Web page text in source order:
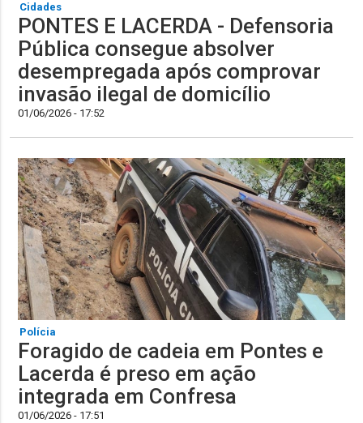
Cidades
PONTES E LACERDA - Defensoria
Pública consegue absolver
desempregada após comprovar
invasão ilegal de domicílio
01/06/2026 - 17:52
Polícia
Foragido de cadeia em Pontes e
Lacerda é preso em ação
integrada em Confresa
01/06/2026 - 17:51